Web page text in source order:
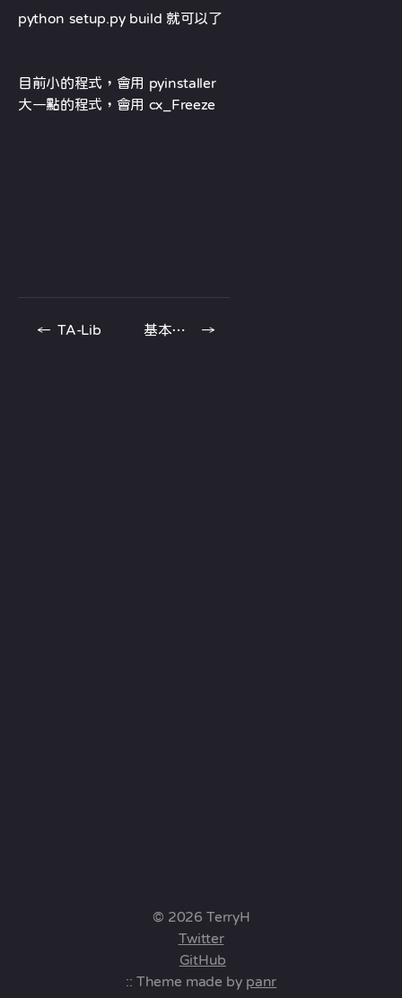
python setup.py build 就可以了
目前小的程式，會用 pyinstaller
大一點的程式，會用 cx_Freeze
← TA-Lib 基本薪資 →
© 2026 TerryH
Twitter
GitHub
:: Theme made by panr